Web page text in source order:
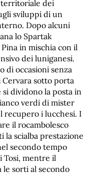
dei
sviluppi di un
Dopo alcuni
lo Spartak
in mischia con il
dei luniganesi.
di occasioni senza
sotto porta
dividono la posta in
verdi di mister
recupero i lucchesi. I
il rocambolesco
scialba prestazione
secondo tempo
Tosi, mentre il
sorti al secondo